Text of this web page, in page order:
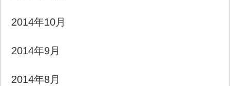
2014年10月
2014年9月
2014年8月